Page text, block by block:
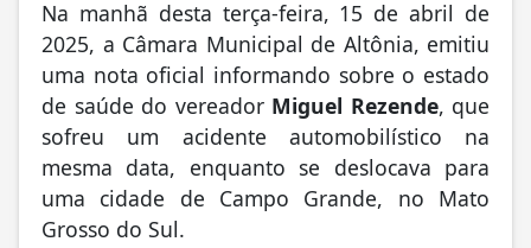
Na manhã desta terça-feira, 15 de abril de
2025, a Câmara Municipal de Altônia, emitiu
uma nota oficial informando sobre o estado
de saúde do vereador Miguel Rezende, que
sofreu um acidente automobilístico na
mesma data, enquanto se deslocava para
uma cidade de Campo Grande, no Mato
Grosso do Sul.